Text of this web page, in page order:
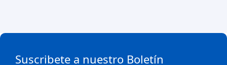
Suscribete a nuestro Boletín